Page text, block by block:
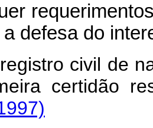
defesa do
civil de